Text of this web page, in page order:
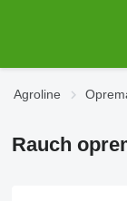
Agroline
Rauch